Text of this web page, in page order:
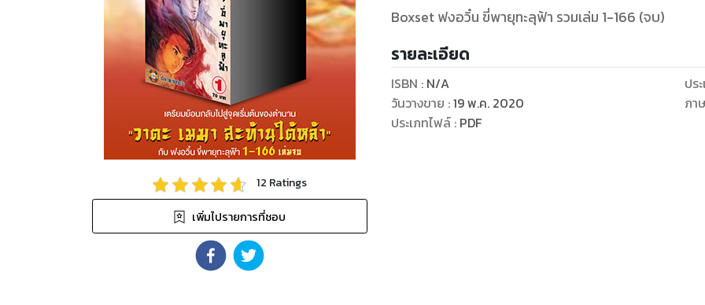
12 Ratings
เพิ่มไปรายการที่ชอบ
Boxset ฟงอวิ๋น ขี่พายุทะลุฟ้า รวมเล่ม 1-166 (จบ)
รายละเอียด
ISBN : N/A
วันวางขาย :19 พ.ค. 2020
ประเภทไฟล์: PDF
ปร
ภา